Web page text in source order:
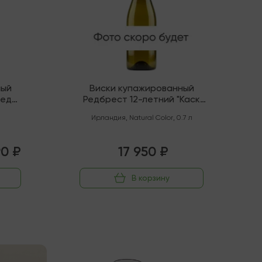
₽
Виски купажированный
Редбрест 12-летний "Каск
Ирландия, Natural Color, 0.7 л
17 950 ₽
В корзину
Последняя